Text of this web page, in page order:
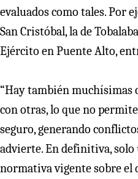
evaluados como tales. Por
San Cristóbal, la de
Ejército en Puente Alto,
“Hay también muchísimas
con otras, lo que no
seguro, generando
advierte. En definitiva, solo
normativa vigente sobre